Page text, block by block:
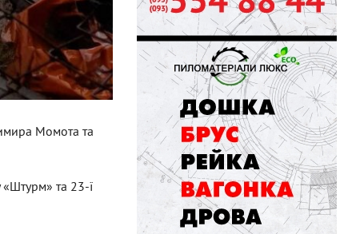
Момота та
«Штурм» та 23-ї